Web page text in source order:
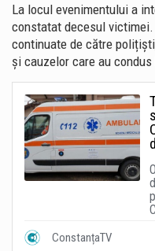
La locul evenimentului a
constatat decesul
continuate de către
și cauzelor care au